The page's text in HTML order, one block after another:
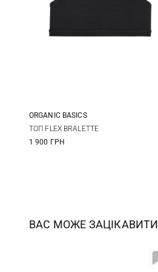
XS S
ORGANIC BASICS
ТОП FLEX BRALETTE
1 900 ГРН
ВАС МОЖЕ ЗАЦІКАВИТИ